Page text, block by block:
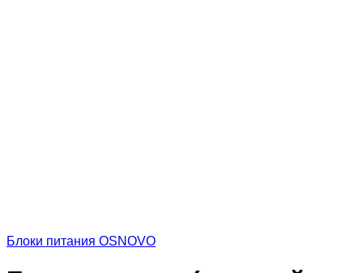
Блоки питания OSNOVO